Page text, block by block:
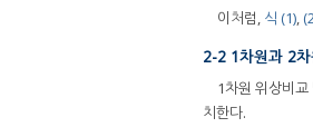
이처럼, 식 (1),
2-2 1차원과 2
1차원 위상비
치한다.